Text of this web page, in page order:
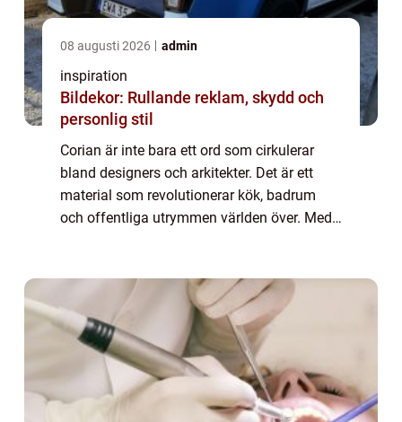
08 augusti 2026 admin
inspiration
Bildekor: Rullande reklam, skydd och
personlig stil
Corian är inte bara ett ord som cirkulerar
bland designers och arkitekter. Det är ett
material som revolutionerar kök, badrum
och offentliga utrymmen världen över. Med